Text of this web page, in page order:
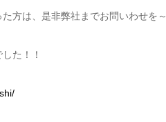
方は、是非弊社までお問いわせを
た！！